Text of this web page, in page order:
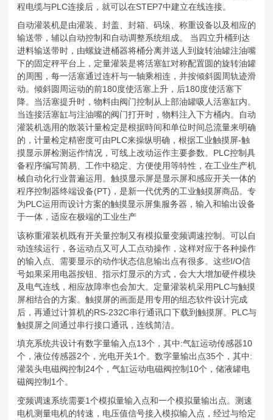
程电缆与PLC连接后，就可以在STEP7中建立在线连接。
自动灌装机是由灌装、封盖、封箱、码垛、称重设备以及相应的
输送带，辅以自动控制和自动调整系统组成。 当四立升桶到达
进料输送带时，由螺旋进桶器将桶分离并送人到旋转油罐注油嘴
下的固定秤平台上，定量灌装是将活塞缸对称配置圆的旋转油罐
的周围，每一活塞通过连杆与一轴乘相连，并按倾斜圆周轨迹滑
动。倾斜圆周运动的前180度使活塞上升，后180度使活塞下
降。当活塞提升时，物料由阀门控制从上部油罐吸人活塞缸内。
当连接活塞缸与注油嘴的阀门打开时，物料注入下方桶内。自动
灌装机选用的散装计量检定是根据時间和单位时间总流量来明确
的，计量检定精密度可由PLC来操纵明确，根据工业触摸屏-触
摸显示屏检测运作情况，可线上改动运作主要参数。PLC控制具
备程序编写简易、工作中稳定、方便使用等特性，在工业生产机
械自动化行业普遍运用。触摸显示屏是显示屏和感应开关一体的
程序控制器终端设备(PT)，是新一代优秀的工业触摸屏商品。专
为PLC运用而设计方案的触摸显示屏集服务器，输入和输出设备
于一体，适应在极端的工业生产
该称重灌装机既有开关量控制又有模拟量变频调速控制。可以自
动连续运行，各运动点又可人工点动操作，这样对应于各种操作
的输入点、需要显示的动作状态信息输出点有很多。这些I/O信
号如果采用电器按钮、指示灯显示的方式，会大大增加硬件模块
及电气连线，相应故障率也会加大。定量灌装机采用PLC与触摸
屏相结合的方案。触摸屏的画面是用专用的组态软件设计完成
后，再通过计算机的RS-232C串行通讯口下载到触摸屏。PLC与
触摸屏之间通过串行接口通讯，连线简洁。
填充系统共设计有数字量输入点13个，其中:气缸运动传感器10
个，液位传感器2个，光电开关1个。数字量输出点35个，其中:
灌装头电磁阀控制24个，气缸运动电磁阀控制10个，储液罐电
磁阀控制1个。
变频调速系统需要1个模拟量输入点和一个模拟量输出点。测速
电机测量电机的转速，电压值信号接入模拟输入点，经过与给定